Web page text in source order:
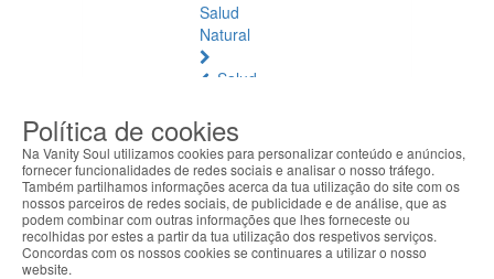
Salud
Natural
Salud
Ver
todos
Ámbar
Báltico
Articulaciones
Política de cookies
Na Vanity Soul utilizamos cookies para personalizar conteúdo e anúncios,
fornecer funcionalidades de redes sociais e analisar o nosso tráfego.
Também partilhamos informações acerca da tua utilização do site com os
nossos parceiros de redes sociais, de publicidade e de análise, que as
podem combinar com outras informações que lhes forneceste ou
recolhidas por estes a partir da tua utilização dos respetivos serviços.
Concordas com os nossos cookies se continuares a utilizar o nosso
website.